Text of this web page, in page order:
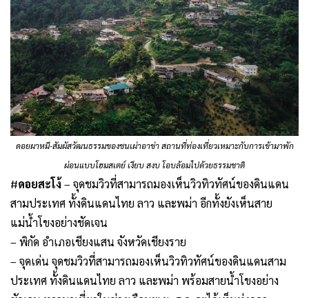
ดอยผาหมี-สัมผัสวัฒนธรรมของชนเผ่าอาข่า สถานที่ท่องเที่ยวเหมาะกับการเข้ามาพัก
ผ่อนแบบโฮมสเตย์ เงียบ สงบ โอบล้อมไปด้วยธรรมชาติ
#ดอยสะโง้ – จุดชมวิวที่สามารถมองเห็นวิวทิวทัศน์ของดินแดน
สามประเทศ ทั้งดินแดนไทย ลาว และพม่า อีกทั้งยังเห็นสาย
แม่น้ำโขงอย่างชัดเจน
– พิกัด อำเภอเชียงแสน จังหวัดเชียงราย
– จุดเด่น จุดชมวิวที่สามารถมองเห็นวิวทิวทัศน์ของดินแดนสาม
ประเทศ ทั้งดินแดนไทย ลาว และพม่า พร้อมสายน้ำโขงอย่าง